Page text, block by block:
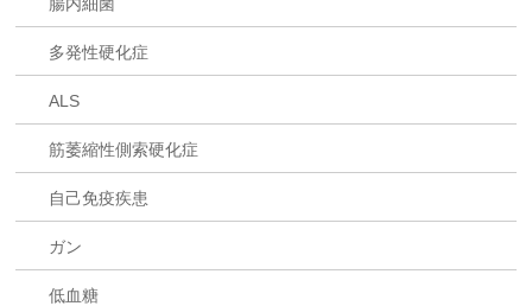
多発性硬化症
ALS
筋萎縮性側索硬化症
自己免疫疾患
ガン
低血糖